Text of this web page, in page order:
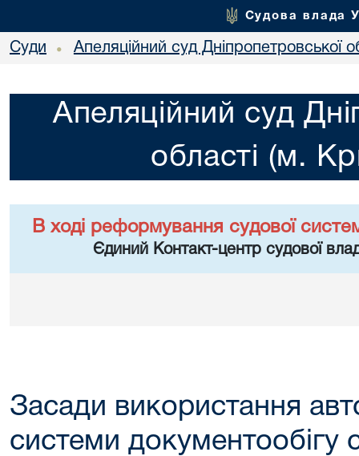
Судова влада
Суди • Апеляційний суд Дніпропетровської
Апеляційний суд
області (м.
В ході реформування судової
Єдиний Контакт-центр судової
Засади використання
системи документообігу